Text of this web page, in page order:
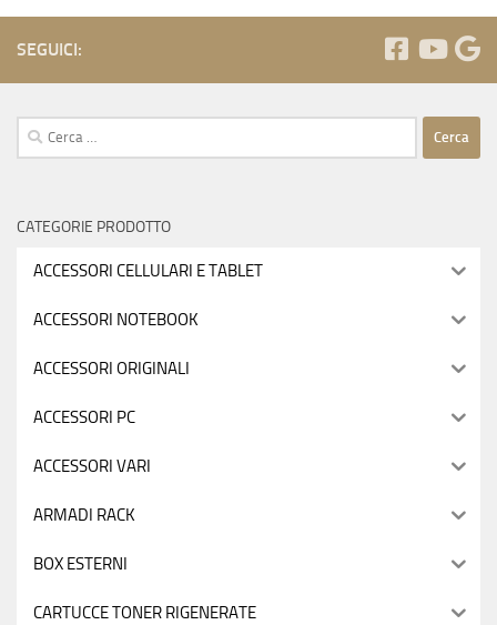
SEGUICI:
Ricerca
per:
CATEGORIE PRODOTTO
ACCESSORI CELLULARI E TABLET
ACCESSORI NOTEBOOK
ACCESSORI ORIGINALI
ACCESSORI PC
ACCESSORI VARI
ARMADI RACK
BOX ESTERNI
CARTUCCE TONER RIGENERATE